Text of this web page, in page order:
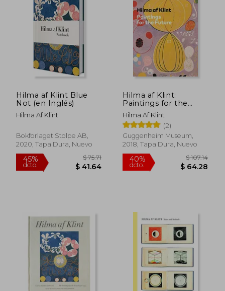
Museo Guggenheim de Bilbao en 2024.
Hilma af Klint Blue
Not (en Inglés)
Hilma Af Klint
Bokforlaget Stolpe AB,
2020, Tapa Dura, Nuevo
45%
dcto.
Hilma af Klint:
Paintings for the
Future (en Inglés)
Hilma Af Klint
(2)
Guggenheim Museum,
2018, Tapa Dura, Nuevo
40%
dcto.